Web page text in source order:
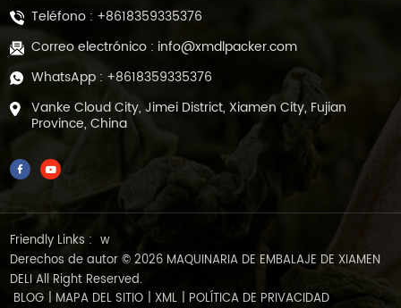
Teléfono : +8618359335376
Correo electrónico : info@xmdlpacker.com
WhatsApp : +8618359335376
Vanke Cloud City, Jimei District, Xiamen City, Fujian
Province, China
Friendly Links : w
Derechos de autor © 2026 MAQUINARIA DE EMBALAJE DE XIAMEN
DELI All Right Reserved.
BLOG | MAPA DEL SITIO | XML | POLÍTICA DE PRIVACIDAD